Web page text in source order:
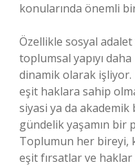
konularında önemli
Özellikle sosyal adalet
toplumsal yapıyı
dinamik olarak işliyor.
eşit haklara sahip
siyasi ya da
gündelik yaşamın bir
Toplumun her bireyi,
eşit fırsatlar ve